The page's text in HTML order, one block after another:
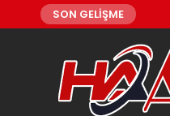
SON GELİŞME